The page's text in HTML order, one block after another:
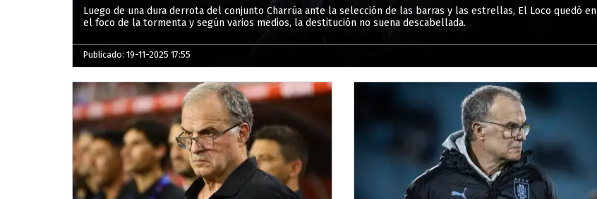
Luego de una dura derrota del conjunto Charrúa ante la selección de las barras y las estrellas, El Loco quedó en
el foco de la tormenta y según varios medios, la destitución no suena descabellada.
Publicado: 19-11-2025 17:55